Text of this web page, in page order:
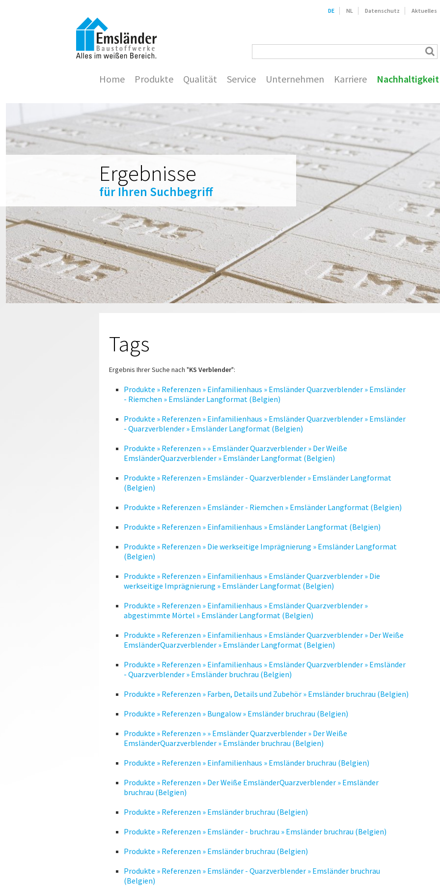
DE NL Datenschutz Aktuelles
Home Produkte Qualität Service Unternehmen Karriere Nachhaltigkeit
Ergebnisse
für Ihren Suchbegriff
Tags
Ergebnis Ihrer Suche nach "KS Verblender":
Produkte » Referenzen » Einfamilienhaus » Emsländer Quarzverblender » Emsländer
- Riemchen » Emsländer Langformat (Belgien)
Produkte » Referenzen » Einfamilienhaus » Emsländer Quarzverblender » Emsländer
- Quarzverblender » Emsländer Langformat (Belgien)
Produkte » Referenzen » » Emsländer Quarzverblender » Der Weiße
EmsländerQuarzverblender » Emsländer Langformat (Belgien)
Produkte » Referenzen » Emsländer - Quarzverblender » Emsländer Langformat
(Belgien)
Produkte » Referenzen » Emsländer - Riemchen » Emsländer Langformat (Belgien)
Produkte » Referenzen » Einfamilienhaus » Emsländer Langformat (Belgien)
Produkte » Referenzen » Die werkseitige Imprägnierung » Emsländer Langformat
(Belgien)
Produkte » Referenzen » Einfamilienhaus » Emsländer Quarzverblender » Die
werkseitige Imprägnierung » Emsländer Langformat (Belgien)
Produkte » Referenzen » Einfamilienhaus » Emsländer Quarzverblender »
abgestimmte Mörtel » Emsländer Langformat (Belgien)
Produkte » Referenzen » Einfamilienhaus » Emsländer Quarzverblender » Der Weiße
EmsländerQuarzverblender » Emsländer Langformat (Belgien)
Produkte » Referenzen » Einfamilienhaus » Emsländer Quarzverblender » Emsländer
- Quarzverblender » Emsländer bruchrau (Belgien)
Produkte » Referenzen » Farben, Details und Zubehör » Emsländer bruchrau (Belgien)
Produkte » Referenzen » Bungalow » Emsländer bruchrau (Belgien)
Produkte » Referenzen » » Emsländer Quarzverblender » Der Weiße
EmsländerQuarzverblender » Emsländer bruchrau (Belgien)
Produkte » Referenzen » Einfamilienhaus » Emsländer bruchrau (Belgien)
Produkte » Referenzen » Der Weiße EmsländerQuarzverblender » Emsländer
bruchrau (Belgien)
Produkte » Referenzen » Emsländer bruchrau (Belgien)
Produkte » Referenzen » Emsländer - bruchrau » Emsländer bruchrau (Belgien)
Produkte » Referenzen » Emsländer bruchrau (Belgien)
Produkte » Referenzen » Emsländer - Quarzverblender » Emsländer bruchrau
(Belgien)